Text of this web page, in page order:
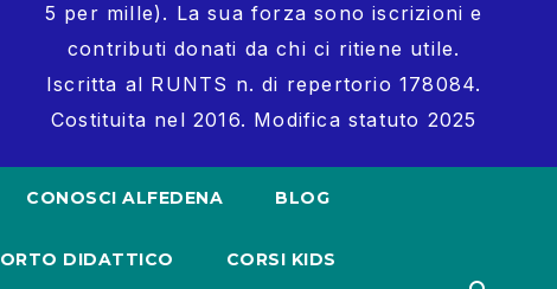
5 per mille). La sua forza sono iscrizioni e
contributi donati da chi ci ritiene utile.
Iscritta al RUNTS n. di repertorio 178084.
Costituita nel 2016. Modifica statuto 2025
CONOSCI ALFEDENA BLOG
ORTO DIDATTICO CORSI KIDS